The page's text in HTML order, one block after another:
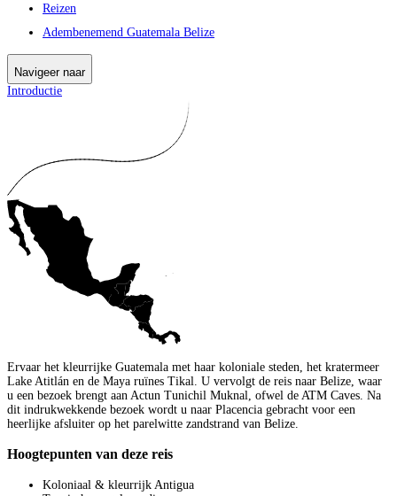
Reizen
Adembenemend Guatemala Belize
Navigeer naar
Introductie
Ervaar het kleurrijke Guatemala met haar koloniale steden, het kratermeer
Lake Atitlán en de Maya ruïnes Tikal. U vervolgt de reis naar Belize, waar
u een bezoek brengt aan Actun Tunichil Muknal, ofwel de ATM Caves. Na
dit indrukwekkende bezoek wordt u naar Placencia gebracht voor een
heerlijke afsluiter op het parelwitte zandstrand van Belize.
Hoogtepunten van deze reis
Koloniaal & kleurrijk Antigua